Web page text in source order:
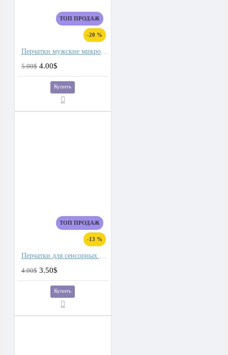
ТОП ПРОДАЖ
-20 %
Перчатки мужские микроволокно со спандекс вставками
5.00$ 4.00$
Купить
ТОП ПРОДАЖ
-13 %
Перчатки для сенсорных экранов мужские флис, подкладка плюш двойной
4.00$ 3.50$
Купить